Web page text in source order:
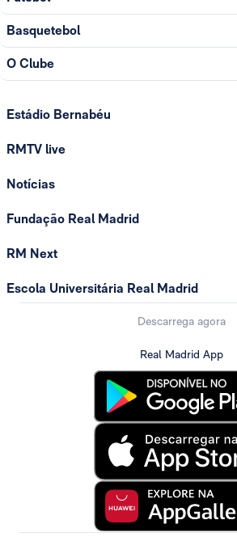
Basquetebol
O Clube
Estádio Bernabéu
RMTV live
Notícias
Fundação Real Madrid
RM Next
Escola Universitária Real Madrid
Descarrega agora
Real Madrid App